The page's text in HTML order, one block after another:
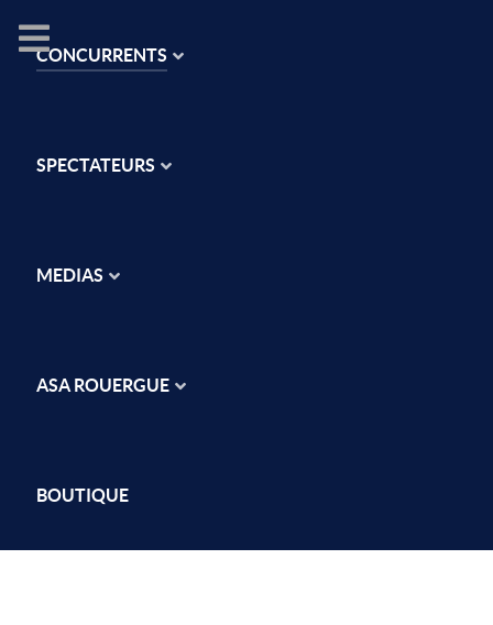
CONCURRENTS
SPECTATEURS
MEDIAS
ASA ROUERGUE
BOUTIQUE